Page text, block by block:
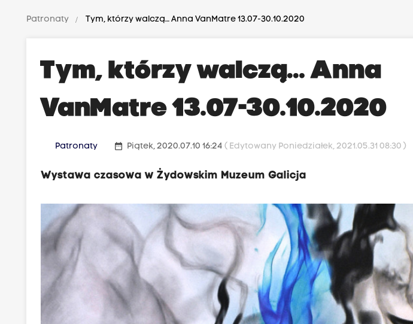
Patronaty Tym, którzy walczą… Anna VanMatre 13.07-30.10.2020
Tym, którzy walczą… Anna
VanMatre 13.07-30.10.2020
Patronaty date_range Piątek, 2020.07.10 16:24( Edytowany Poniedziałek, 2021.05.31 08:30 )
Wystawa czasowa w Żydowskim Muzeum Galicja